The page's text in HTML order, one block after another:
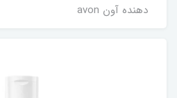
دهنده آون avon